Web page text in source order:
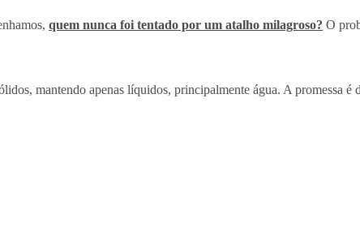
quem nunca foi tentado por um atalho milagroso? O
mantendo apenas líquidos, principalmente água. A promessa é